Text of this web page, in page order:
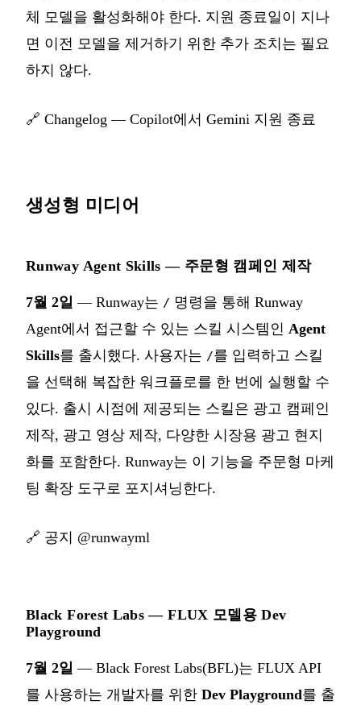
체 모델을 활성화해야 한다. 지원 종료일이 지나
면 이전 모델을 제거하기 위한 추가 조치는 필요
하지 않다.
🔗 Changelog — Copilot에서 Gemini 지원 종료
생성형 미디어
Runway Agent Skills — 주문형 캠페인 제작
7월 2일 — Runway는 / 명령을 통해 Runway
Agent에서 접근할 수 있는 스킬 시스템인 Agent
Skills를 출시했다. 사용자는 /를 입력하고 스킬
을 선택해 복잡한 워크플로를 한 번에 실행할 수
있다. 출시 시점에 제공되는 스킬은 광고 캠페인
제작, 광고 영상 제작, 다양한 시장용 광고 현지
화를 포함한다. Runway는 이 기능을 주문형 마케
팅 확장 도구로 포지셔닝한다.
🔗 공지 @runwayml
Black Forest Labs — FLUX 모델용 Dev
Playground
7월 2일 — Black Forest Labs(BFL)는 FLUX API
를 사용하는 개발자를 위한 Dev Playground를 출